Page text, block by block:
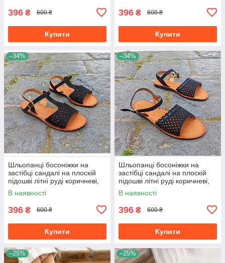
396 ₴ 600 ₴
Купити
396 ₴ 600 ₴
Купити
–34%
Шльопанці босоніжки на
застібці сандалі на плоскій
підошві літні руді коричневі,
чорні з візерунком
В наявності
396 ₴ 600 ₴
Купити
–34%
Шльопанці босоніжки на
застібці сандалі на плоскій
підошві літні руді коричневі,
чорні з візерунком
В наявності
396 ₴ 600 ₴
Купити
–25% –25%